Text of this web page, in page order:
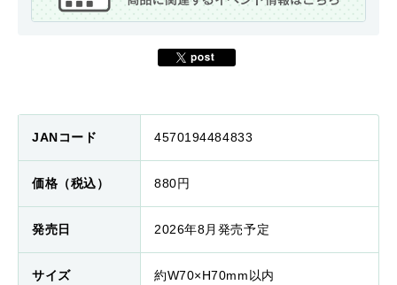
JANコード 4570194484833
価格（税込） 880円
発売日 2026年8月発売予定
サイズ 約W70×H70mm以内